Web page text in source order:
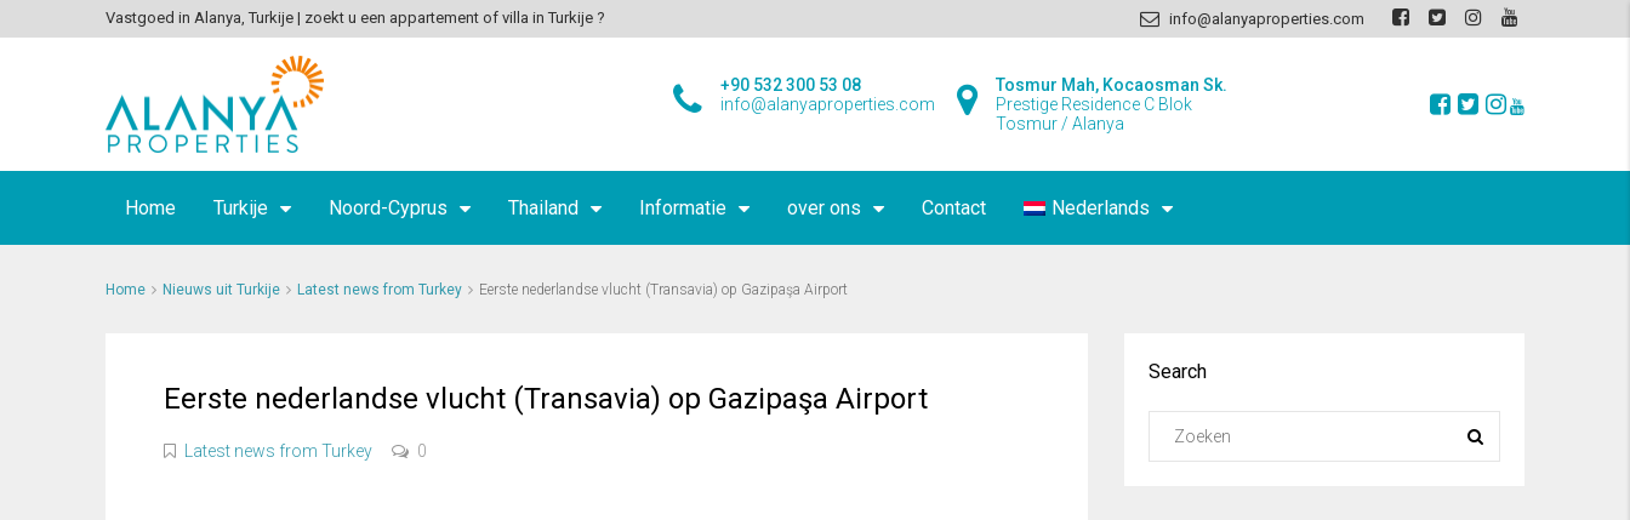
Vastgoed in Alanya, Turkije | zoekt u een appartement of villa in Turkije ? info@alanyaproperties.com
Tosmur Mah, Kocaosman Sk.
Prestige Residence C Blok
Tosmur / Alanya
+90 532 300 53 08
info@alanyaproperties.com
Home Turkije Noord-Cyprus Thailand Informatie over ons Contact Nederlands
Home Nieuws uit Turkije Latest news from Turkey Eerste nederlandse vlucht (Transavia) op Gazipaşa Airport
Eerste nederlandse vlucht (Transavia) op Gazipaşa Airport
Latest news from Turkey 0
Search